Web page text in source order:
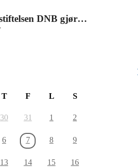
DNB gjør…
T F L S
30 31 1 2
6 7 8 9
13 14 15 16